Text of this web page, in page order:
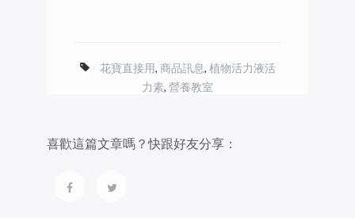
花寶直接用, 商品訊息, 植物活力液活
力素, 營養教室
喜歡這篇文章嗎？快跟好友分享：